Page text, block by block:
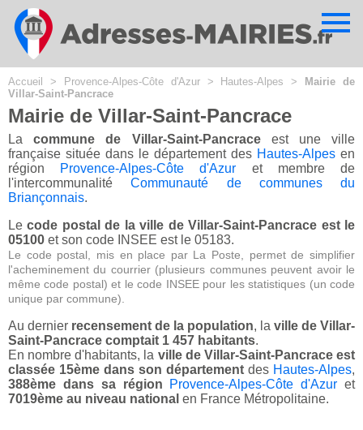
Accueil > Provence-Alpes-Côte d'Azur> Hautes-Alpes >
Mairie de
Villar-Saint-Pancrace
Mairie de Villar-Saint-Pancrace
Lacommune de Villar-Saint-Pancraceest une ville
française située dans le département des Hautes-Alpes en
région
Provence-Alpes-Côte d'Azur et membre de
l'intercommunalitéCommunauté de communes du
Briançonnais.
Lecode postal de la ville de Villar-Saint-Pancrace est le
05100 et son code INSEE est le 05183.
Le code postal, mis en place par La Poste, permet de simplifier
l'acheminement du courrier (plusieurs communes peuvent avoir le
même code postal) et le code INSEE pour les statistiques (un code
unique par commune).
Au dernier recensement de la population, la ville de Villar-
Saint-Pancrace comptait 1 457 habitants.
En nombre d'habitants, la ville de Villar-Saint-Pancrace est
classée 15ème dans son département des Hautes-Alpes,
388ème dans sa région
Provence-Alpes-Côte d'Azur et
7019ème au niveau national en France Métropolitaine.
Cookies management panel